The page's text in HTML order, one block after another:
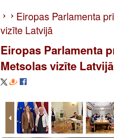
Eiropas Parlamenta
vizīte Latvijā
Eiropas Parlamenta
Metsolas vizīte Latvijā